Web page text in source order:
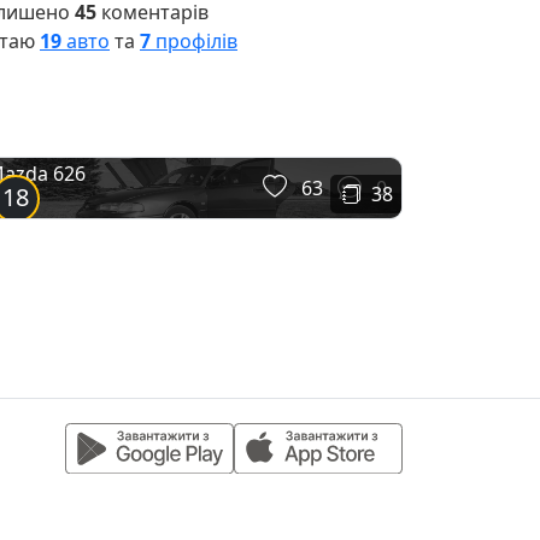
45 коментарів
19авто та 7 профілів
18 38
626
63 0